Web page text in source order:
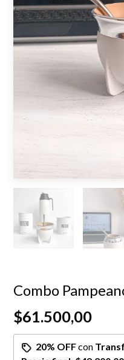
Combo
$61.500,00
20% OFFcon